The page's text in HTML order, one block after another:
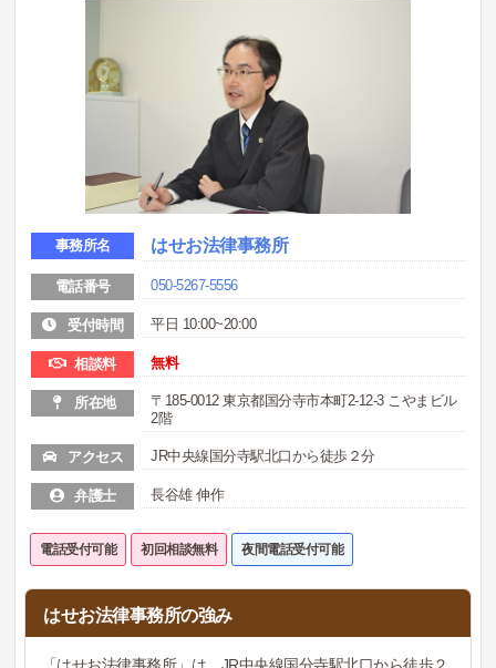
事務所名 はせお法律事務所
電話番号 050-5267-5556
受付時間 平日 10:00~20:00
相談料 無料
所在地
〒185-0012 東京都国分寺市本町2-12-3 こやまビル
2階
アクセス JR中央線国分寺駅北口から徒歩２分
弁護士 長谷雄 伸作
電話受付可能 初回相談無料 夜間電話受付可能
はせお法律事務所の強み